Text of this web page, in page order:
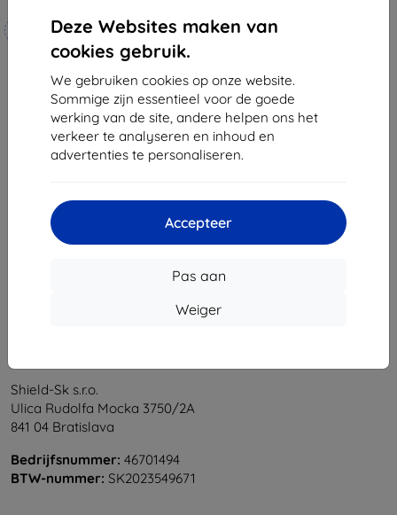
Deze Websites maken van
cookies gebruik.
We gebruiken cookies op onze website.
Sommige zijn essentieel voor de goede
werking van de site, andere helpen ons het
verkeer te analyseren en inhoud en
advertenties te personaliseren.
Accepteer
Pas aan
Weiger
Op maat gemaakt
€ 20,90
€ 18,80
Op voorraad: 4 stuks
€ 19,90
Laatste item op voorraad
Van totaal
«
Shield-Sk s.r.o.
Ulica Rudolfa Mocka 3750/2A
841 04 Bratislava
Bedrijfsnummer: 46701494
BTW-nummer: SK2023549671